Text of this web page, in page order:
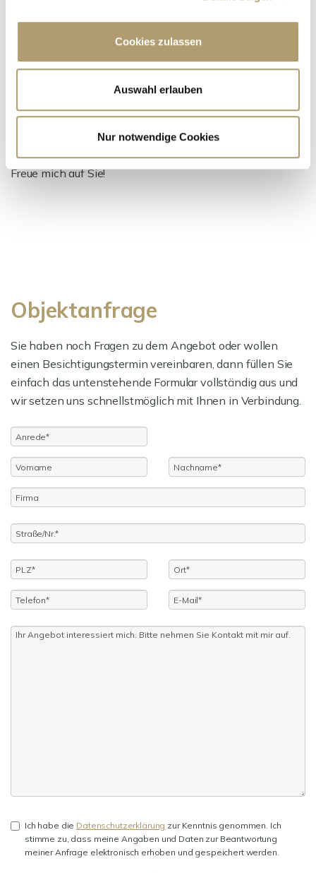
Cookies zulassen
Auswahl erlauben
Nur notwendige Cookies
Frau Suzana Ritter
Telefax: 00498990932011
Mobil: 004916097326123
ritter@ritterherz.de
Freue mich auf Sie!
Objektanfrage
Sie haben noch Fragen zu dem Angebot oder wollen
einen Besichtigungstermin vereinbaren, dann füllen Sie
einfach das untenstehende Formular vollständig aus und
wir setzen uns schnellstmöglich mit Ihnen in Verbindung.
Ich habe die Datenschutzerklärung zur Kenntnis genommen. Ich
stimme zu, dass meine Angaben und Daten zur Beantwortung
meiner Anfrage elektronisch erhoben und gespeichert werden.